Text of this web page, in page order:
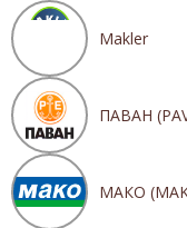
Makler
ПАВАН
МАКО